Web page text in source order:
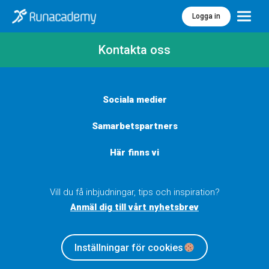
Logga in Meny
Kontakta oss
Sociala medier
Samarbetspartners
Här finns vi
Vill du få inbjudningar, tips och inspiration?
Anmäl dig till vårt nyhetsbrev
Inställningar för cookies